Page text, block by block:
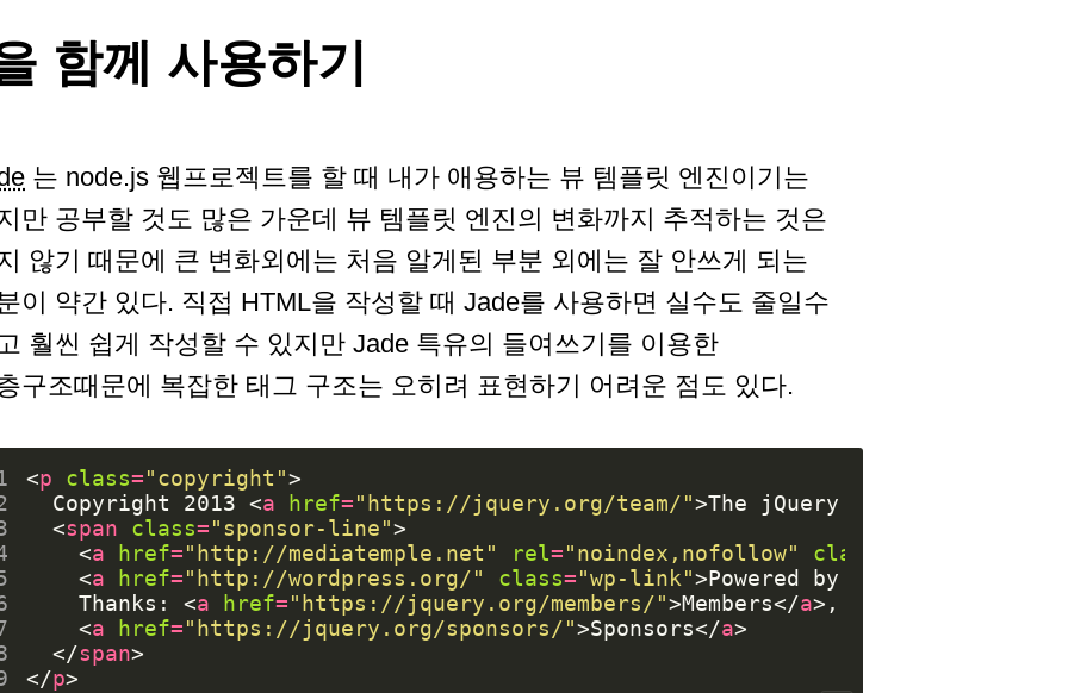
함께 사용하기
는 node.js 웹프로젝트를 할 때 내가 애용하는 뷰 템플릿 엔진이기는
만 공부할 것도 많은 가운데 뷰 템플릿 엔진의 변화까지 추적하는 것은
않기 때문에 큰 변화외에는 처음 알게된 부분 외에는 잘 안쓰게 되는
이 약간 있다. 직접 HTML을 작성할 때 Jade를 사용하면 실수도 줄일수
훨씬 쉽게 작성할 수 있지만 Jade 특유의 들여쓰기를 이용한
구조때문에 복잡한 태그 구조는 오히려 표현하기 어려운 점도 있다.
<p class="copyright">
  Copyright 2013
<a href="https://jquery.org/team/">The jQuery Foundation
<span class="sponsor-line">
<a href="http://mediatemple.net" rel="noindex,nofollow" class
<a href="http://wordpress.org/" class="wp-link">Powered by WordPress
    Thanks:
<a href="https://jquery.org/members/">Members</a>
<a href="https://jquery.org/sponsors/">Sponsors</a>
</span>
</p>